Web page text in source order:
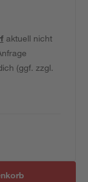
aktuell nicht
(ggf. zzgl.